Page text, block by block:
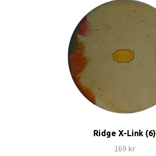
Ridge X-Link (6)
169 kr